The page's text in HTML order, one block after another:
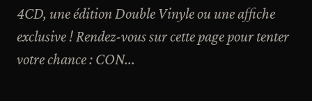
4CD, une édition Double Vinyle ou une affiche
exclusive ! Rendez-vous sur cette page pour tenter
votre chance : CON...